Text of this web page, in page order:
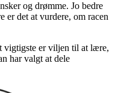
og drømme. Jo bedre
er det at vurdere, om racen
vigtigste er viljen til at lære,
har valgt at dele